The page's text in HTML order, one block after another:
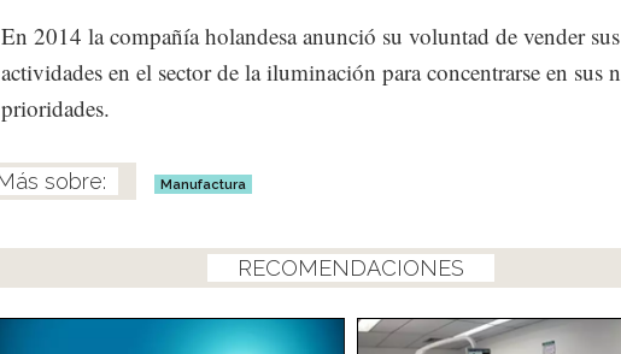
En 2014 la compañía holandesa anunció su voluntad de vender sus
actividades en el sector de la iluminación para concentrarse en sus
prioridades.
Manufactura
RECOMENDACIONES